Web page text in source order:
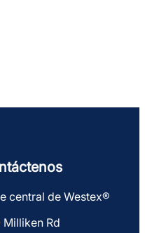
central de Westex®
Milliken Rd